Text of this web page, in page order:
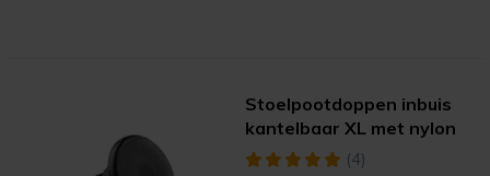
Stoelpootdoppen inbuis
kantelbaar XL met nylon
(4)